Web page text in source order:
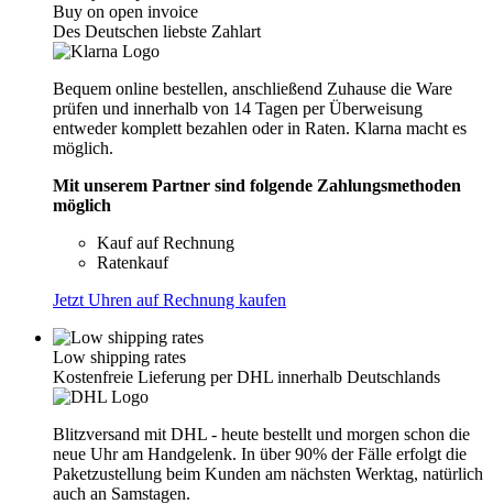
Buy on open invoice
Des Deutschen liebste Zahlart
Bequem online bestellen, anschließend Zuhause die Ware
prüfen und innerhalb von 14 Tagen per Überweisung
entweder komplett bezahlen oder in Raten. Klarna macht es
möglich.
Mit unserem Partner sind folgende Zahlungsmethoden
möglich
Kauf auf Rechnung
Ratenkauf
Jetzt Uhren auf Rechnung kaufen
Low shipping rates
Kostenfreie Lieferung per DHL innerhalb Deutschlands
Blitzversand mit DHL - heute bestellt und morgen schon die
neue Uhr am Handgelenk. In über 90% der Fälle erfolgt die
Paketzustellung beim Kunden am nächsten Werktag, natürlich
auch an Samstagen.